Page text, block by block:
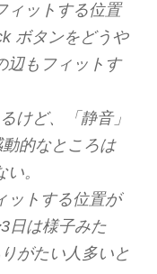
ィットする位置
ボタンをどうや
辺もフィットす
けど、「静音」
的なところは
。
ットする位置が
日は様子みた
がたい人多いと